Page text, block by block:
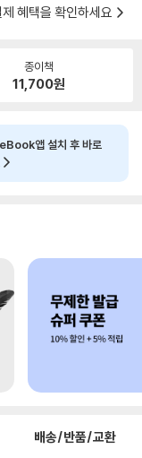
혜택을 확인하세요
종이책
11,700원
앱 설치 후 바로
배송/반품/교환